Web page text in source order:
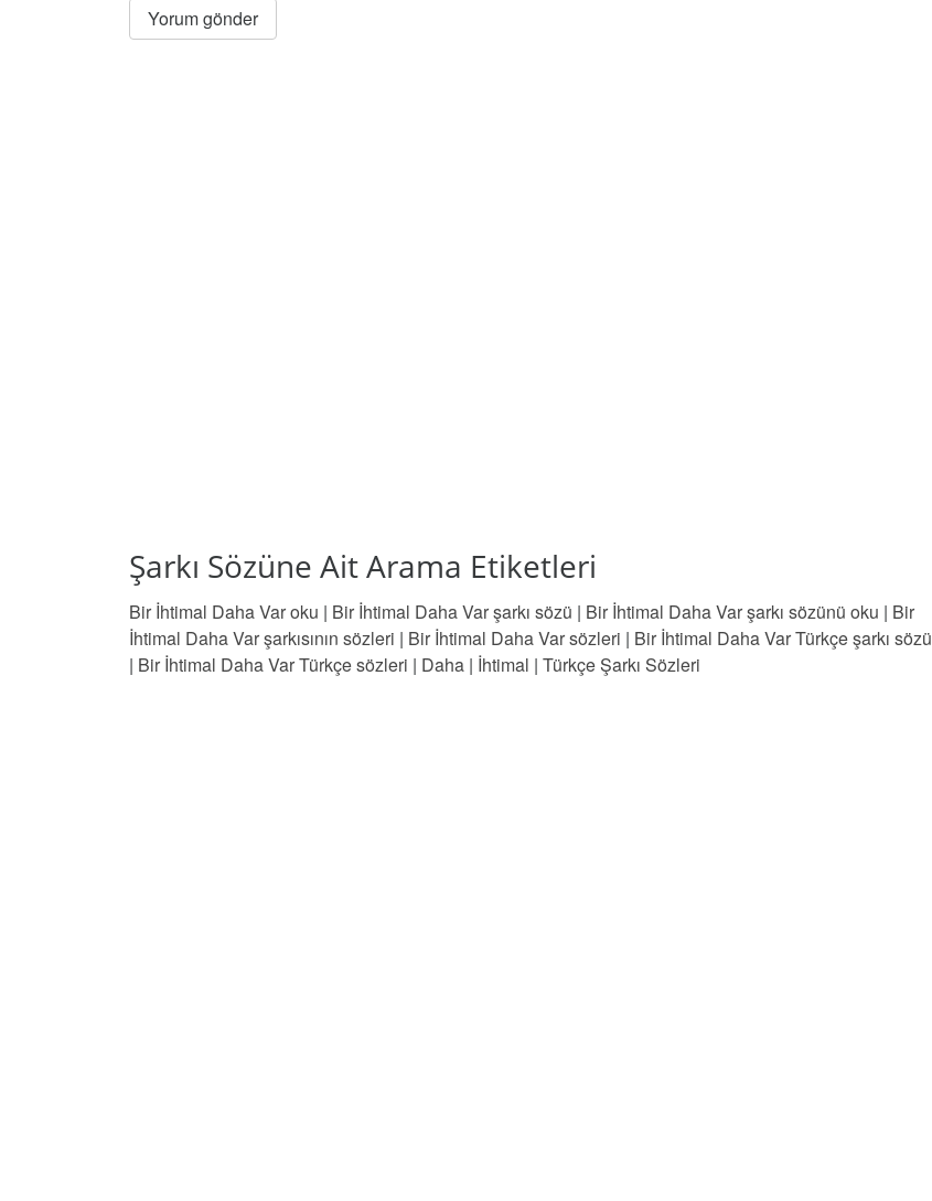
Şarkı Sözüne Ait Arama Etiketleri
Bir İhtimal Daha Var oku | Bir İhtimal Daha Var şarkı sözü | Bir İhtimal Daha Var şarkı sözünü oku | Bir
İhtimal Daha Var şarkısının sözleri | Bir İhtimal Daha Var sözleri | Bir İhtimal Daha Var Türkçe şarkı sözü
| Bir İhtimal Daha Var Türkçe sözleri | Daha | İhtimal | Türkçe Şarkı Sözleri